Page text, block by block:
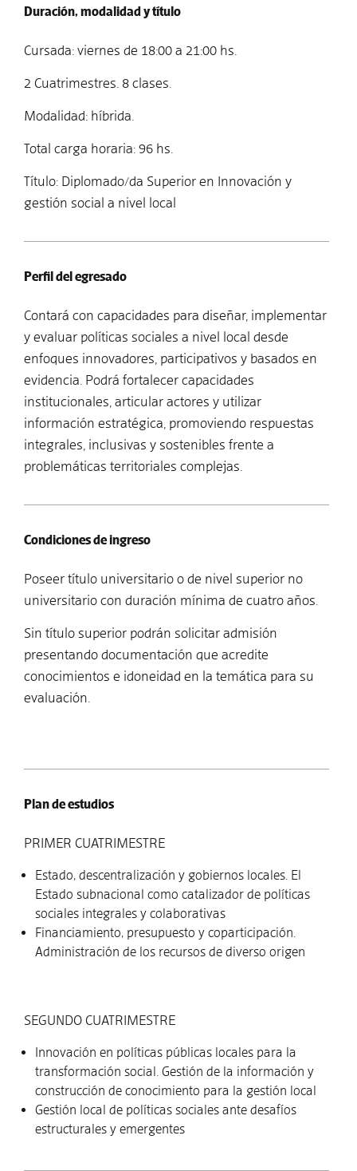
Duración, modalidad y título
Cursada: viernes de 18:00 a 21:00 hs.
2 Cuatrimestres. 8 clases.
Modalidad: híbrida.
Total carga horaria: 96 hs.
Título: Diplomado/da Superior en Innovación y
gestión social a nivel local
Perfil del egresado
Contará con capacidades para diseñar, implementar
y evaluar políticas sociales a nivel local desde
enfoques innovadores, participativos y basados en
evidencia. Podrá fortalecer capacidades
institucionales, articular actores y utilizar
información estratégica, promoviendo respuestas
integrales, inclusivas y sostenibles frente a
problemáticas territoriales complejas.
Condiciones de ingreso
Poseer título universitario o de nivel superior no
universitario con duración mínima de cuatro años.
Sin título superior podrán solicitar admisión
presentando documentación que acredite
conocimientos e idoneidad en la temática para su
evaluación.
Plan de estudios
PRIMER CUATRIMESTRE
Estado, descentralización y gobiernos locales. El
Estado subnacional como catalizador de políticas
sociales integrales y colaborativas
Financiamiento, presupuesto y coparticipación.
Administración de los recursos de diverso origen
SEGUNDO CUATRIMESTRE
Innovación en políticas públicas locales para la
transformación social. Gestión de la información y
construcción de conocimiento para la gestión local
Gestión local de políticas sociales ante desafíos
estructurales y emergentes